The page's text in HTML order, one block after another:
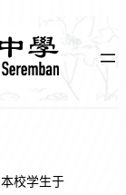
本校学生于